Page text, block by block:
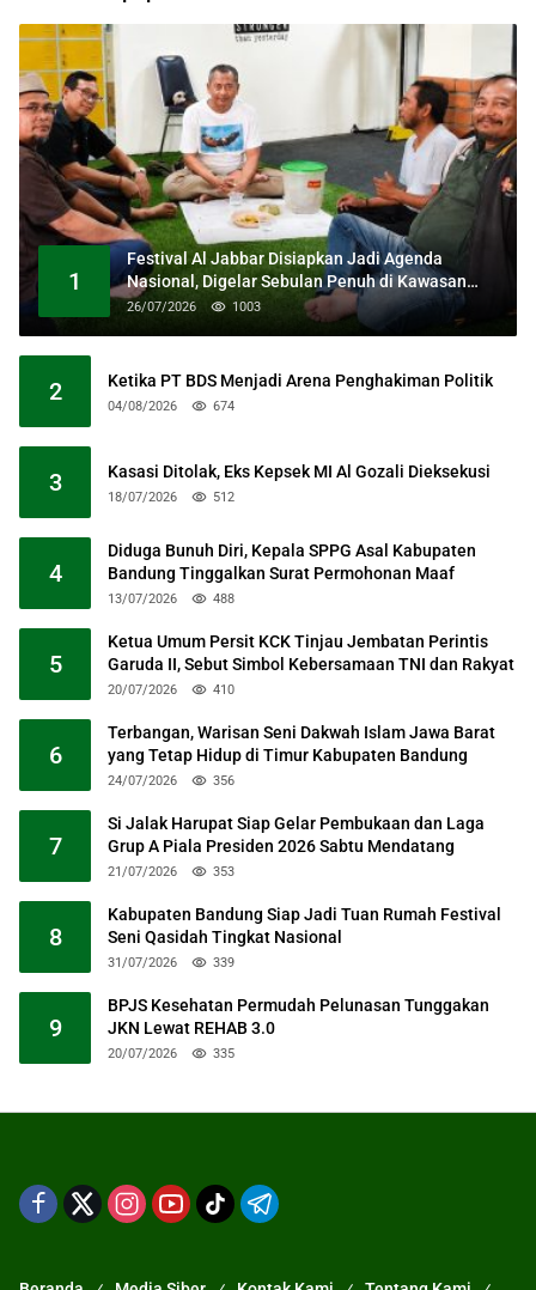
1
Festival Al Jabbar Disiapkan Jadi Agenda
Nasional, Digelar Sebulan Penuh di Kawasan
Masjid Raya Al Jabbar
26/07/2026 1003
2 Ketika PT BDS Menjadi Arena Penghakiman Politik
04/08/2026 674
3 Kasasi Ditolak, Eks Kepsek MI Al Gozali Dieksekusi
18/07/2026 512
4
Diduga Bunuh Diri, Kepala SPPG Asal Kabupaten
Bandung Tinggalkan Surat Permohonan Maaf
13/07/2026 488
5
Ketua Umum Persit KCK Tinjau Jembatan Perintis
Garuda II, Sebut Simbol Kebersamaan TNI dan Rakyat
20/07/2026 410
6
Terbangan, Warisan Seni Dakwah Islam Jawa Barat
yang Tetap Hidup di Timur Kabupaten Bandung
24/07/2026 356
7
Si Jalak Harupat Siap Gelar Pembukaan dan Laga
Grup A Piala Presiden 2026 Sabtu Mendatang
21/07/2026 353
8
Kabupaten Bandung Siap Jadi Tuan Rumah Festival
Seni Qasidah Tingkat Nasional
31/07/2026 339
9
BPJS Kesehatan Permudah Pelunasan Tunggakan
JKN Lewat REHAB 3.0
20/07/2026 335